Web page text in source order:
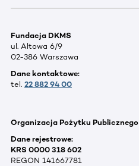
Fundacja DKMS
ul. Altowa 6/9
02-386 Warszawa
Dane kontaktowe:
tel. 22 882 94 00
Organizacja Pożytku Publicznego
Dane rejestrowe:
KRS 0000 318 602
REGON 141667781